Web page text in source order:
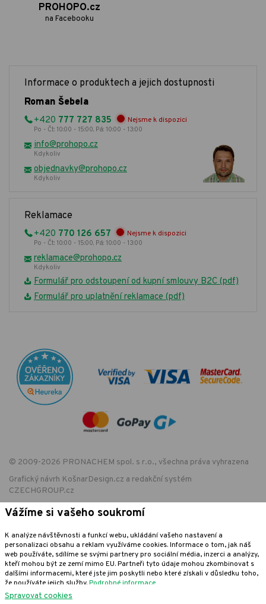
PROHOPO.cz
na Facebooku
Informace o produktech a jejich dostupnosti
Roman Šebela
+420 777 727 835 Nejsme k dispozici
Po - Čt: 10:00 - 15:00, Pá: 10:00 - 13:00
info@prohopo.cz
Kdykoliv
objednavky@prohopo.cz
Kdykoliv
Reklamace
+420 770 126 657 Nejsme k dispozici
Po - Čt: 10:00 - 15:00, Pá: 10:00 - 13:00
reklamace@prohopo.cz
Kdykoliv
Formulář pro odstoupení od kupní smlouvy B2C (pdf)
Formulář pro uplatnění reklamace (pdf)
© 2009-2026 PRONACHEM spol. s r.o., všechna práva vyhrazena
Grafický návrh KošnarDesign.cz a redakční systém
CZECHGROUP.cz
EET - označení provozovny:
Podle zákona o evidenci tržeb je prodávající povinen vystavit kupujícímu
účtenku. Zároveň je povinen zaevidovat přijatou tržbu u správce daně
online; v případě technického výpadku pak nejpozději do 48 hodin.
Vážíme si vašeho soukromí
K analýze návštěvnosti a funkcí webu, ukládání vašeho nastavení a
personalizaci obsahu a reklam využíváme cookies. Informace o tom, jak náš
web používáte, sdílíme se svými partnery pro sociální média, inzerci a analýzy,
kteří mohou být ze zemí mimo EU. Partneři tyto údaje mohou zkombinovat s
dalšími informacemi, které jste jim poskytli nebo které získali v důsledku toho,
že používáte jejich služby.Podrobné informace
Spravovat cookies